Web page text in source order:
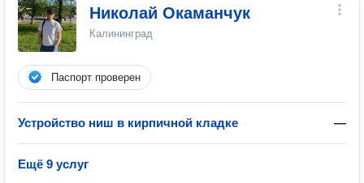
Николай Окаманчук
Калининград
Паспорт проверен
Устройство ниш в кирпичной кладке —
Ещё 9 услуг